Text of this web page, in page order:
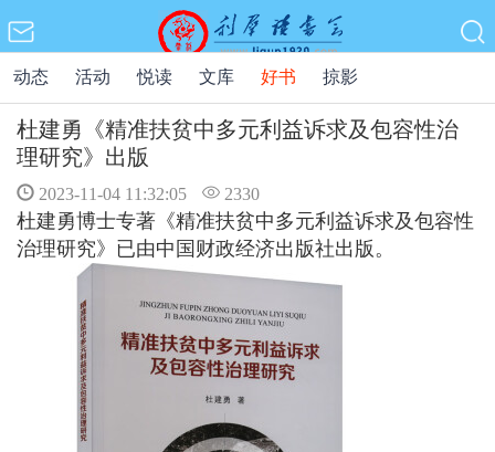
动态 活动 悦读 文库 好书 掠影
杜建勇《精准扶贫中多元利益诉求及包容性治
理研究》出版
2023-11-04 11:32:05 2330
杜建勇博士专著《精准扶贫中多元利益诉求及包容性
治理研究》已由中国财政经济出版社出版。